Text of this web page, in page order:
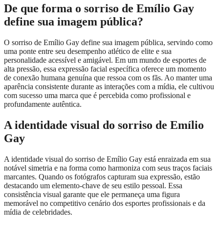
De que forma o sorriso de Emílio Gay
define sua imagem pública?
O sorriso de Emílio Gay define sua imagem pública, servindo como
uma ponte entre seu desempenho atlético de elite e sua
personalidade acessível e amigável. Em um mundo de esportes de
alta pressão, essa expressão facial específica oferece um momento
de conexão humana genuína que ressoa com os fãs. Ao manter uma
aparência consistente durante as interações com a mídia, ele cultivou
com sucesso uma marca que é percebida como profissional e
profundamente autêntica.
A identidade visual do sorriso de Emílio
Gay
A identidade visual do sorriso de Emílio Gay está enraizada em sua
notável simetria e na forma como harmoniza com seus traços faciais
marcantes. Quando os fotógrafos capturam sua expressão, estão
destacando um elemento-chave de seu estilo pessoal. Essa
consistência visual garante que ele permaneça uma figura
memorável no competitivo cenário dos esportes profissionais e da
mídia de celebridades.